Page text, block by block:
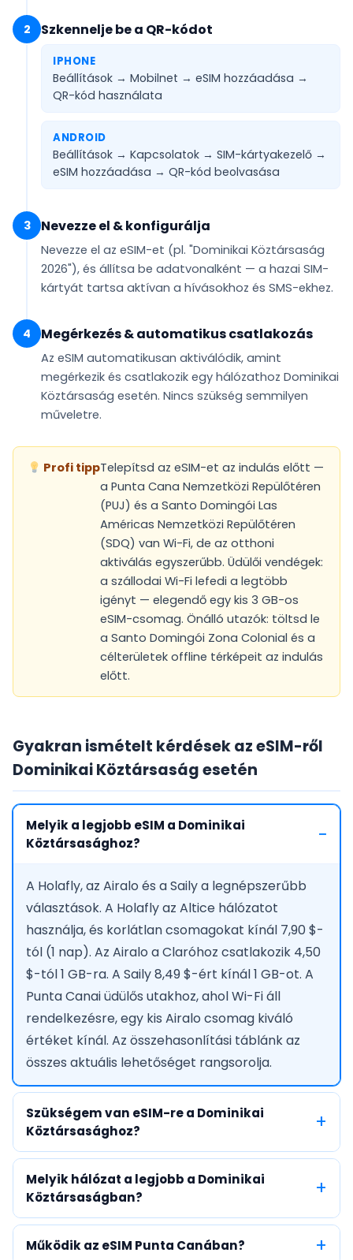
2 Szkennelje be a QR-kódot
IPHONE
Beállítások → Mobilnet → eSIM hozzáadása →
QR-kód használata
ANDROID
Beállítások → Kapcsolatok → SIM-kártyakezelő →
eSIM hozzáadása → QR-kód beolvasása
3 Nevezze el & konfigurálja
Nevezze el az eSIM-et (pl. "Dominikai Köztársaság
2026"), és állítsa be adatvonalként — a hazai SIM-
kártyát tartsa aktívan a hívásokhoz és SMS-ekhez.
4 Megérkezés & automatikus csatlakozás
Az eSIM automatikusan aktiválódik, amint
megérkezik és csatlakozik egy hálózathoz Dominikai
Köztársaság esetén. Nincs szükség semmilyen
műveletre.
Profi tippTelepítsd az eSIM-et az indulás előtt —
a Punta Cana Nemzetközi Repülőtéren
(PUJ) és a Santo Domingói Las
Américas Nemzetközi Repülőtéren
(SDQ) van Wi-Fi, de az otthoni
aktiválás egyszerűbb. Üdülői vendégek:
a szállodai Wi-Fi lefedi a legtöbb
igényt — elegendő egy kis 3 GB-os
eSIM-csomag. Önálló utazók: töltsd le
a Santo Domingói Zona Colonial és a
célterületek offline térképeit az indulás
előtt.
Gyakran ismételt kérdések az eSIM-ről
Dominikai Köztársaság esetén
Melyik a legjobb eSIM a Dominikai
Köztársasághoz?
A Holafly, az Airalo és a Saily a legnépszerűbb
választások. A Holafly az Altice hálózatot
használja, és korlátlan csomagokat kínál 7,90 $-
tól (1 nap). Az Airalo a Claróhoz csatlakozik 4,50
$-tól 1 GB-ra. A Saily 8,49 $-ért kínál 1 GB-ot. A
Punta Canai üdülős utakhoz, ahol Wi-Fi áll
rendelkezésre, egy kis Airalo csomag kiváló
értéket kínál. Az összehasonlítási táblánk az
összes aktuális lehetőséget rangsorolja.
Szükségem van eSIM-re a Dominikai
Köztársasághoz?
Melyik hálózat a legjobb a Dominikai
Köztársaságban?
Működik az eSIM Punta Canában?